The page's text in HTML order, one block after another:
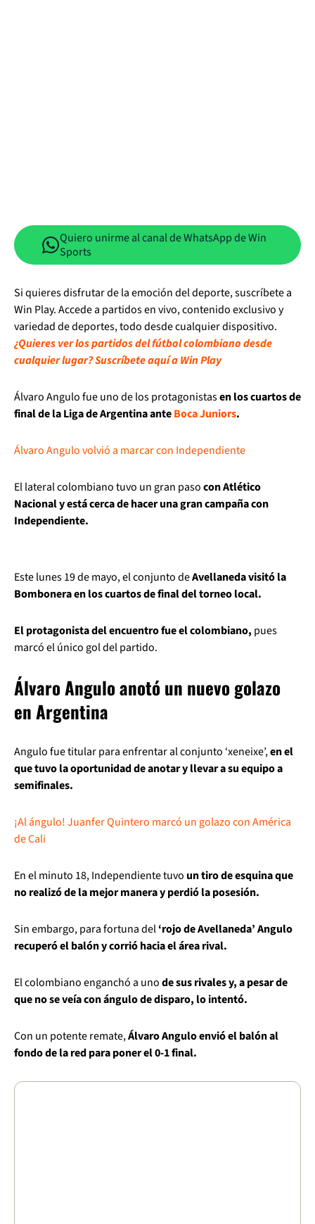
Quiero unirme al canal de WhatsApp de Win
Sports
Si quieres disfrutar de la emoción del deporte, suscríbete a
Win Play. Accede a partidos en vivo, contenido exclusivo y
variedad de deportes, todo desde cualquier dispositivo.
¿Quieres ver los partidos del fútbol colombiano desde
cualquier lugar? Suscríbete aquí a Win Play
Álvaro Angulo fue uno de los protagonistasen los cuartos de
final de la Liga de Argentina anteBoca Juniors.
Álvaro Angulo volvió a marcar con Independiente
El lateral colombiano tuvo un gran pasocon Atlético
Nacional y está cerca de hacer una gran campaña con
Independiente.
Este lunes 19 de mayo, el conjunto deAvellaneda visitó la
Bombonera en los cuartos de final del torneo local.
El protagonista del encuentro fue el colombiano, pues
marcó el único gol del partido.
Álvaro Angulo anotó un nuevo golazo
en Argentina
Angulo fue titular para enfrentar al conjunto ‘xeneixe’,en el
que tuvo la oportunidad de anotar y llevar a su equipo a
semifinales.
¡Al ángulo! Juanfer Quintero marcó un golazo con América
de Cali
En el minuto 18, Independiente tuvo un tiro de esquina que
no realizó de la mejor manera y perdió la posesión.
Sin embargo, para fortuna del‘rojo de Avellaneda’ Angulo
recuperó el balón y corrió hacia el área rival.
El colombiano enganchó a unode sus rivales y, a pesar de
que no se veía con ángulo de disparo, lo intentó.
Con un potente remate,Álvaro Angulo envió el balón al
fondo de la red para poner el 0-1 final.